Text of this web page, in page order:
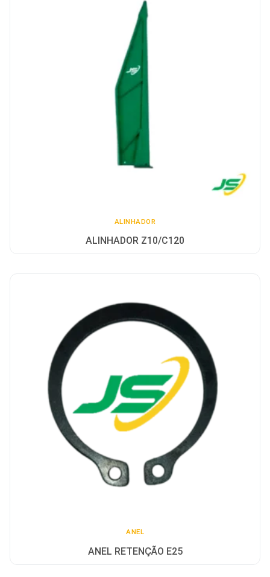
ALINHADOR
ALINHADOR Z10/C120
ANEL
ANEL RETENÇÃO E25